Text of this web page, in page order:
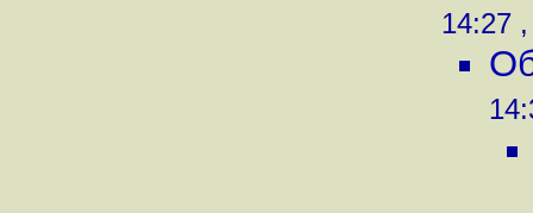
14:27